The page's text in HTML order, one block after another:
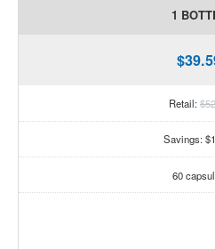
1
Retail:
Savings:
60